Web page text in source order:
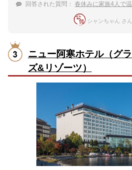
回答された質問： 春休みに家族4人で温泉旅行をしたい
シャンちゃん さ
ニュー阿寒ホテル（グ
ズ&リゾーツ）